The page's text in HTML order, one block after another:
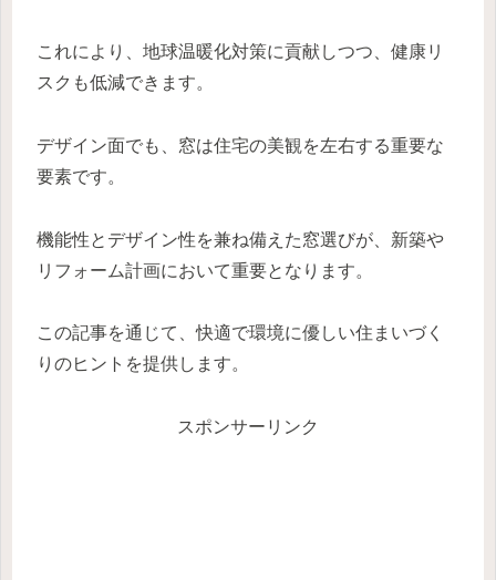
これにより、地球温暖化対策に貢献しつつ、健康リ
スクも低減できます。
デザイン面でも、窓は住宅の美観を左右する重要な
要素です。
機能性とデザイン性を兼ね備えた窓選びが、新築や
リフォーム計画において重要となります。
この記事を通じて、快適で環境に優しい住まいづく
りのヒントを提供します。
スポンサーリンク